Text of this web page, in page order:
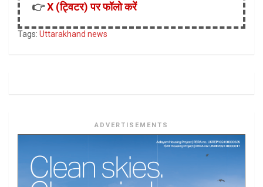
👉X (ट्विटर) पर फॉलो करें
Tags: Uttarakhand news
ADVERTISEMENTS